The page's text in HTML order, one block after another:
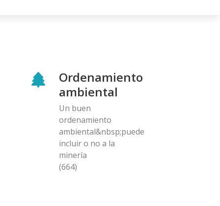
Ordenamiento
ambiental
Un buen
ordenamiento
ambiental&nbsp;puede
incluir o no a la
minería
(664)